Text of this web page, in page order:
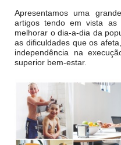
Apresentamos uma
artigos tendo em vista as
melhorar o dia-a-dia da
as dificuldades que os
independência na
superior bem-estar.